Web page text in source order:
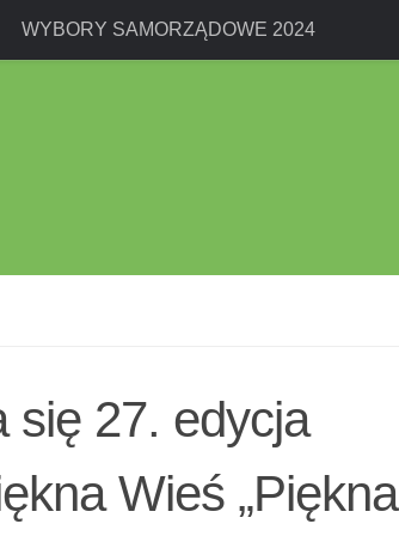
WYBORY SAMORZĄDOWE 2024
się 27. edycja
Wieś „Piękna